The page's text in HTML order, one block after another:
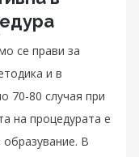
се прави за
и в
70-80 случая при
на процедурата е
В